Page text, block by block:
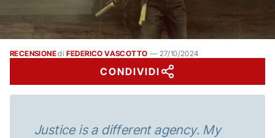
RECENSIONEdi FEDERICO VASCOTTO — 27/10/2024
CONDIVIDI
Justice is a different agency. My